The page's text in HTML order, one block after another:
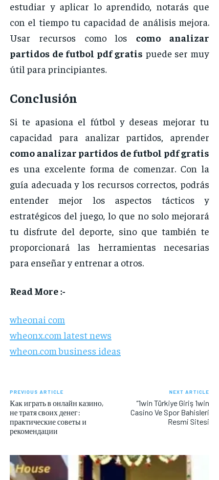
estudiar y aplicar lo aprendido, notarás que
con el tiempo tu capacidad de análisismejora.
Usar recursos comolos como analizar
partidos de futbol pdfgratis puede sermuy
útil para principiantes.
Conclusión
Site apasiona el fútbol y deseas mejorar tu
capacidad para analizarpartidos, aprender
como analizar partidos de futbol pdfgratis
es una excelente forma de comenzar. Con la
guía adecuadaylos recursos correctos,podrás
entendermejor los aspectos tácticosy
estratégicos del juego, lo que no solo mejorará
tu disfrute del deporte, sino que tambiénte
proporcionarálas herramientasnecesarias
para enseñar y entrenar a otros.
Read More :-
wheonai com
wheonx.com latest news
wheon.com business ideas
PREVIOUS ARTICLE
Как играть в онлайн казино,
не тратя своих денег:
практические советы и
рекомендации
NEXT ARTICLE
“1win Türkiye Giriş 1win
Casino Ve Spor Bahisleri
Resmi Sitesi